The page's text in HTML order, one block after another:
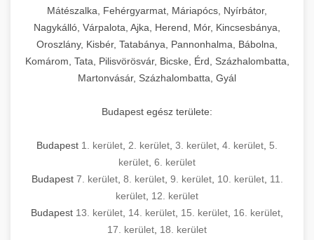
Mátészalka, Fehérgyarmat, Máriapócs, Nyírbátor,
Nagykálló, Várpalota, Ajka, Herend, Mór, Kincsesbánya,
Oroszlány, Kisbér, Tatabánya, Pannonhalma, Bábolna,
Komárom, Tata, Pilisvörösvár, Bicske, Érd, Százhalombatta,
Martonvásár, Százhalombatta, Gyál
Budapest egész területe:
Budapest 1. kerület 2. kerület 3. kerület 4. kerület 5.
kerület 6. kerület
Budapest 7. kerület, 8. kerület, 9. kerület, 10. kerület, 11.
kerület 12. kerület
Budapest 13. kerület 14. kerület 15. kerület 16. kerület
17. kerület 18. kerület